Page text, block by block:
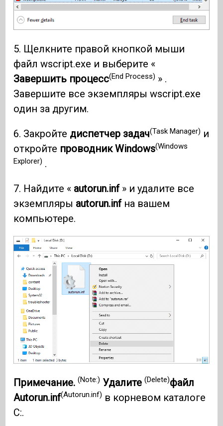
5. Щелкните правой кнопкой мыши
файл wscript.exe и выберите «
Завершить процесс(End Process) » .
Завершите все экземпляры wscript.exe
один за другим.
6. Закройте диспетчер задач(Task Manager) и
откройте проводник Windows(Windows
Explorer) .
7. Найдите « autorun.inf» и удалите все
экземпляры autorun.infна вашем
компьютере.
Примечание.(Note:) Удалите(Delete)файл
Autorun.inf(Autorun.inf) в корневом каталоге
C:.